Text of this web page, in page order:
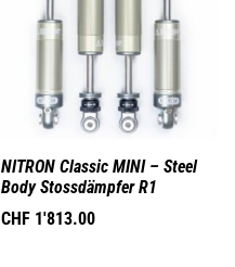
NITRON Classic MINI – Steel
Body Stossdämpfer R1
CHF 1'813.00